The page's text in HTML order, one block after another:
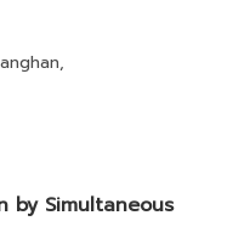
by Simultaneous